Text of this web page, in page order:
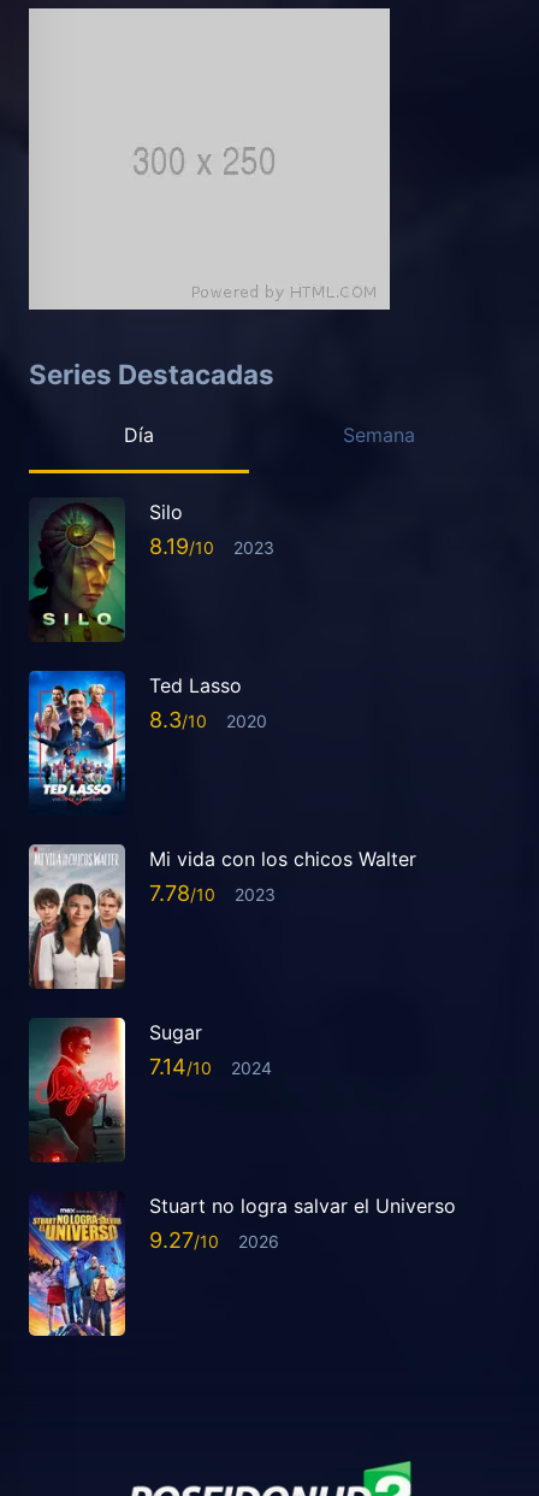
Series Destacadas
Día Semana
Silo
8.19 2023
Ted Lasso
8.3 2020
Mi vida con los chicos Walter
7.78 2023
Sugar
7.14 2024
Stuart no logra salvar el Universo
9.27 2026